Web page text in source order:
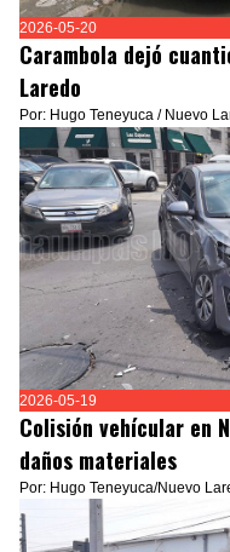
2026-05-20
Carambola dejó
Laredo
Por: Hugo Teneyuca / Nuevo
2026-05-19
Colisión vehícular en
daños materiales
Por: Hugo Teneyuca/Nuevo